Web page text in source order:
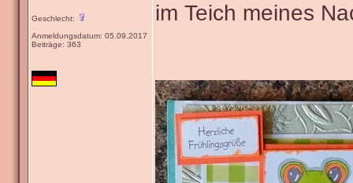
Geschlecht:
Anmeldungsdatum: 05.09.2017
Beiträge: 363
im Teich meines